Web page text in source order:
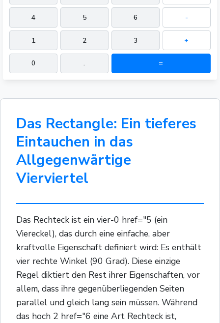
4 5 6 -
1 2 3 +
0 . =
Das Rectangle: Ein tieferes
Eintauchen in das
Allgegenwärtige
Vierviertel
Das Rechteck ist ein vier-0 href="5 (ein
Viereckel), das durch eine einfache, aber
kraftvolle Eigenschaft definiert wird: Es enthält
vier rechte Winkel (90 Grad). Diese einzige
Regel diktiert den Rest ihrer Eigenschaften, vor
allem, dass ihre gegenüberliegenden Seiten
parallel und gleich lang sein müssen. Während
das hoch 2 href="6 eine Art Rechteck ist,